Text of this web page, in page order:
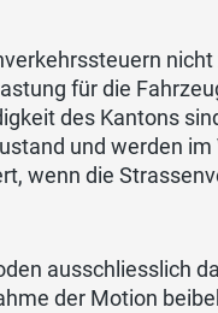
für die
des Kantons
und werden im
wenn die
ausschliesslich
der Motion